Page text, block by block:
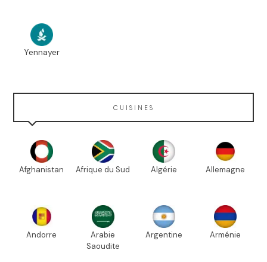
Yennayer
CUISINES
Afghanistan Afrique du Sud Algérie Allemagne
Andorre
Arabie
Saoudite
Argentine Arménie